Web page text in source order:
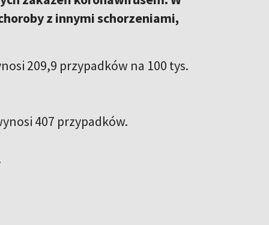
z innymi schorzeniami,
209,9 przypadków na 100 tys.
407 przypadków.